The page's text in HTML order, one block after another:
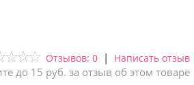
Отзывов: 0 | Написать отзыв
до 15 руб. за отзыв об этом товаре